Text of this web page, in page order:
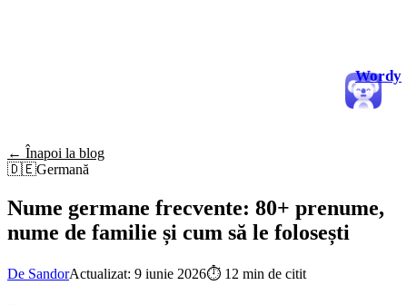
Wordy
← Înapoi la blog
🇩🇪Germană
Nume germane frecvente: 80+ prenume,
nume de familie și cum să le folosești
De SandorActualizat: 9 iunie 2026⏱ 12 min de citit